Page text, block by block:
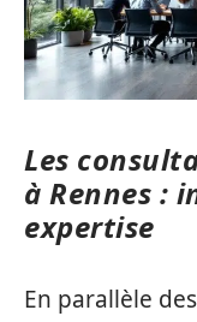
Les
à Rennes :
expertise
En parallèle